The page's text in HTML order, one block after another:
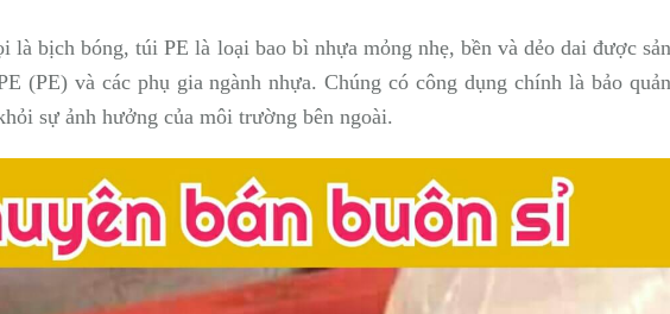
là bịch bóng, túi PE là loại bao bì nhựa mỏng nhẹ, bền và dẻo dai được sản
(PE) và các phụ gia ngành nhựa. Chúng có công dụng chính là bảo quản
sự ảnh hưởng của môi trường bên ngoài.